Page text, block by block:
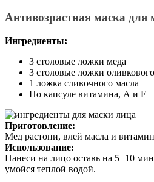
Антивозрастная маска для
Ингредиенты:
3 столовые ложки меда
3 столовые ложки
1 ложка сливочного масла
По капсуле витамина, А и Е
Приготовление:
Мед растопи, влей масла и
Использование:
Нанеси на лицо оставь на 5−10
умойся теплой водой.